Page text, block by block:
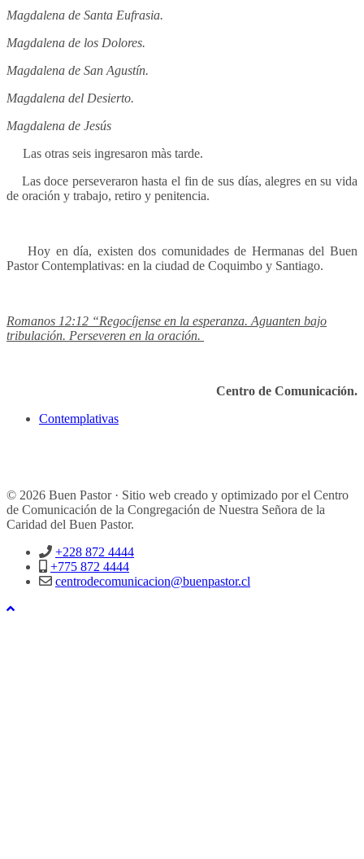
Magdalena de Santa Eufrasia.
Magdalena de los Dolores.
Magdalena de San Agustín.
Magdalena del Desierto.
Magdalena de Jesús
Las otras seis ingresaron màs tarde.
Las doce perseveraron hasta el fin de sus días, alegres en su vida
de oración y trabajo, retiro y penitencia.
Hoy en día, existen dos comunidades de Hermanas del Buen
Pastor Contemplativas: en la ciudad de Coquimbo y Santiago.
Romanos 12:12 “Regocíjense en la esperanza. Aguanten bajo
tribulación. Perseveren en la oración.
Centro de Comunicación.
Contemplativas
© 2026 Buen Pastor · Sitio web creado y optimizado por el Centro
de Comunicación de la Congregación de Nuestra Señora de la
Caridad del Buen Pastor.
+228 872 4444
+775 872 4444
centrodecomunicacion@buenpastor.cl